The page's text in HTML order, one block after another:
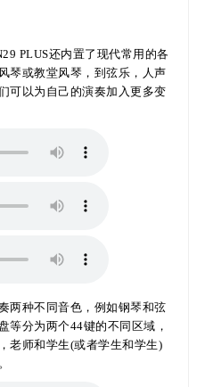
PLUS还内置了现代常用的各
琴或教堂风琴，到弦乐，人声
可以为自己的演奏加入更多变
两种不同音色，例如钢琴和弦
等分为两个44键的不同区域，
老师和学生(或者学生和学生)